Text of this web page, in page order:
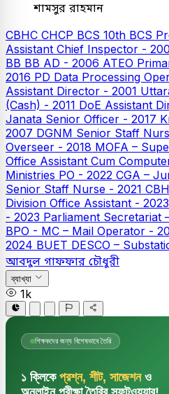
শামসুর রাহমান
CBHC CHCP BCS 10th BCS
Assistant Chief Inspector -
BB BB AD - 2006 ATEO
2016 PD Data Processing
Assistant Director - 2001
(Cash) - 2011 DoE Assistant
Janata Senior Officer - 2017
2007 DGNM Senior Staff
Overseer - 2018 MOFA –
Office Assistant Cum
Ministries PO - 2022 CGA –
Senior Staff Nurse - 2021
Division Office Assistant - 2023
- 2023 Parliament Secretariat
BPO - MC – Mail Operator -
2024 BUET DESCO –
আবদুল গাফফার চৌধুরী
ব্যাখ্যা
1k
শিক্ষকদের জন্য বিশেষভাবে তৈরি
১ ক্লিকে প্রশ্ন, শীট, সাজেশনও